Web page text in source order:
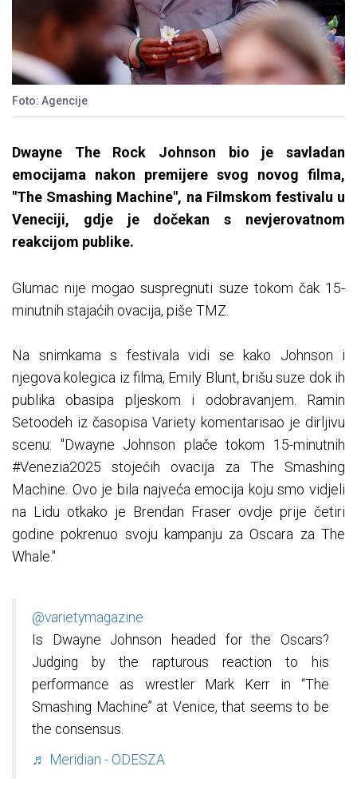
Foto: Agencije
Dwayne The Rock Johnson bio je savladan
emocijama nakon premijere svog novog filma,
"The Smashing Machine", na Filmskom festivalu u
Veneciji, gdje je dočekan s nevjerovatnom
reakcijom publike.
Glumac nije mogao suspregnuti suze tokom čak 15-
minutnih stajaćih ovacija, piše TMZ.
Na snimkama s festivala vidi se kako Johnson i
njegova kolegica iz filma, Emily Blunt, brišu suze dok ih
publika obasipa pljeskom i odobravanjem. Ramin
Setoodeh iz časopisa Variety komentarisao je dirljivu
scenu: "Dwayne Johnson plače tokom 15-minutnih
#Venezia2025 stojećih ovacija za The Smashing
Machine. Ovo je bila najveća emocija koju smo vidjeli
na Lidu otkako je Brendan Fraser ovdje prije četiri
godine pokrenuo svoju kampanju za Oscara za The
Whale."
@varietymagazine
Is Dwayne Johnson headed for the Oscars?
Judging by the rapturous reaction to his
performance as wrestler Mark Kerr in “The
Smashing Machine” at Venice, that seems to be
the consensus.
♬ Meridian - ODESZA